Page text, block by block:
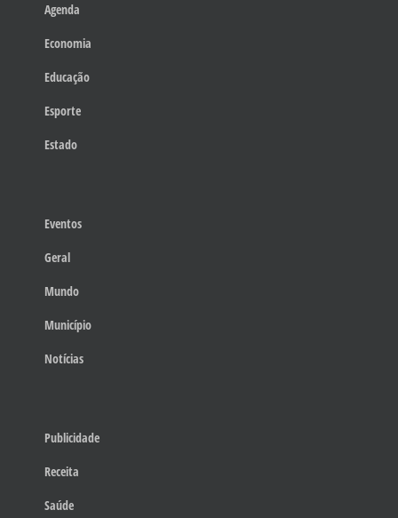
Agenda
Economia
Educação
Esporte
Estado
Eventos
Geral
Mundo
Município
Notícias
Publicidade
Receita
Saúde